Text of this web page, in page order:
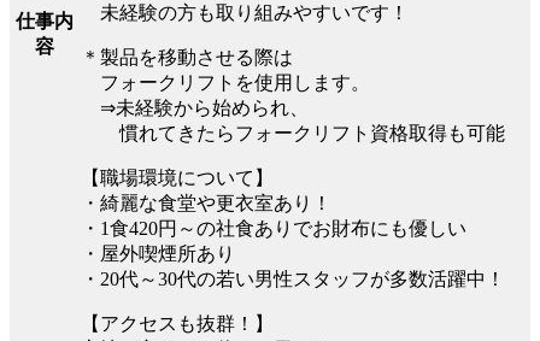
仕事内
容
未経験の方も取り組みやすいです！
＊製品を移動させる際は
フォークリフトを使用します。
⇒未経験から始められ、
慣れてきたらフォークリフト資格取得も可能
【職場環境について】
・綺麗な食堂や更衣室あり！
・1食420円～の社食ありでお財布にも優しい
・屋外喫煙所あり
・20代～30代の若い男性スタッフが多数活躍中！
【アクセスも抜群！】